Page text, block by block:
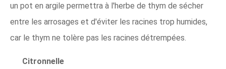
un pot en argile permettra à l'herbe de thym de sécher
entre les arrosages et d'éviter les racines trop humides,
car le thym ne tolère pas les racines détrempées.
Citronnelle